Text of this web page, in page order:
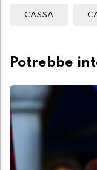
CASSA
Potrebbe